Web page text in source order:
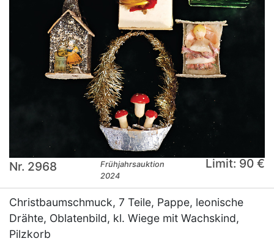
Nr. 2968
Frühjahrsauktion
2024
Limit: 90 €
Christbaumschmuck, 7 Teile, Pappe, leonische
Drähte, Oblatenbild, kl. Wiege mit Wachskind,
Pilzkorb